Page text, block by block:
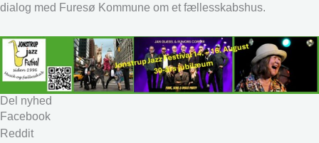
dialog med Furesø Kommune om et fællesskabshus.
Del nyhed
Facebook
Reddit